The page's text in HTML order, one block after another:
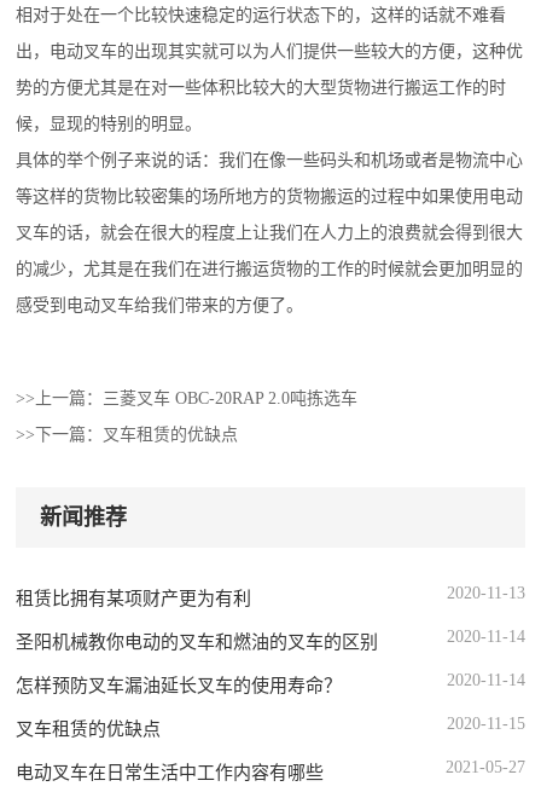
相对于处在一个比较快速稳定的运行状态下的，这样的话就不难看
出，电动叉车的出现其实就可以为人们提供一些较大的方便，这种优
势的方便尤其是在对一些体积比较大的大型货物进行搬运工作的时
候，显现的特别的明显。
具体的举个例子来说的话：我们在像一些码头和机场或者是物流中心
等这样的货物比较密集的场所地方的货物搬运的过程中如果使用电动
叉车的话，就会在很大的程度上让我们在人力上的浪费就会得到很大
的减少，尤其是在我们在进行搬运货物的工作的时候就会更加明显的
感受到电动叉车给我们带来的方便了。
>>上一篇： 三菱叉车 OBC-20RAP 2.0吨拣选车
>>下一篇： 叉车租赁的优缺点
新闻推荐
租赁比拥有某项财产更为有利 2020-11-13
圣阳机械教你电动的叉车和燃油的叉车的区别 2020-11-14
怎样预防叉车漏油延长叉车的使用寿命？ 2020-11-14
叉车租赁的优缺点 2020-11-15
电动叉车在日常生活中工作内容有哪些 2021-05-27